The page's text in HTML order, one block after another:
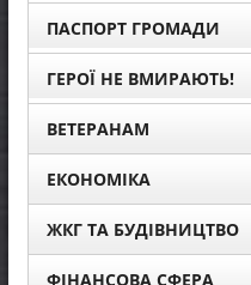
ПАСПОРТ ГРОМАДИ
ГЕРОЇ НЕ ВМИРАЮТЬ!
ВЕТЕРАНАМ
ЕКОНОМІКА
ЖКГ ТА БУДІВНИЦТВО
ФІНАНСОВА СФЕРА